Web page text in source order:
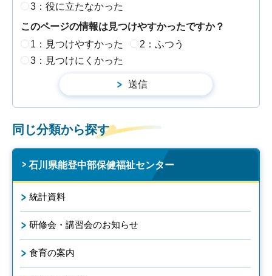
3：役に立たなかった
このページの情報は見つけやすかったですか？
1：見つけやすかった
2：ふつう
3：見つけにくかった
同じ分類から探す
石川県能登中部保健福祉センター
統計資料
研修会・講習会のお知らせ
食育の案内